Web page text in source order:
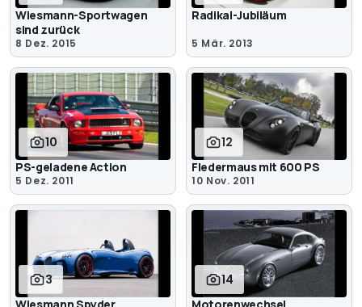
Wiesmann-Sportwagen
sind zurück
8 Dez. 2015
Radikal-Jubiläum
5 Mär. 2013
10
PS-geladene Action
5 Dez. 2011
12
Fledermaus mit 600 PS
10 Nov. 2011
3 14